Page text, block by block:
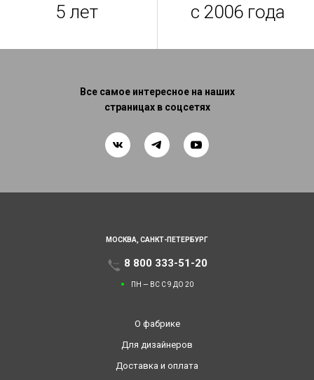
5 лет с 2006 года
Все самое интересное на наших
страницах в соцсетях
МОСКВА, САНКТ-ПЕТЕРБУРГ
8 800 333-51-20
ПН — ВС С 9 ДО 20
О фабрике
Для дизайнеров
Доставка и оплата